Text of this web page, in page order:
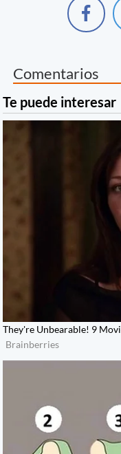
Comentarios